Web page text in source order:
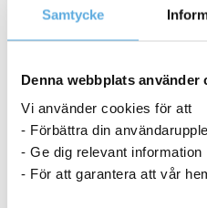
Samtycke
Denna webbplats använder
Vi använder cookies för att
- Förbättra din
- Ge dig relevant information
- För att garantera att vår
223,75
17020011
336,25kr
I lager